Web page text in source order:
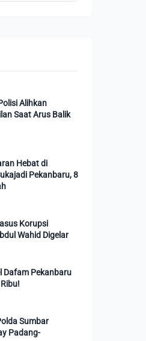
Alihkan
Saat Arus Balik
Hebat di
Pekanbaru, 8
Korupsi
Wahid Digelar
Dafam Pekanbaru
Sumbar
Padang-